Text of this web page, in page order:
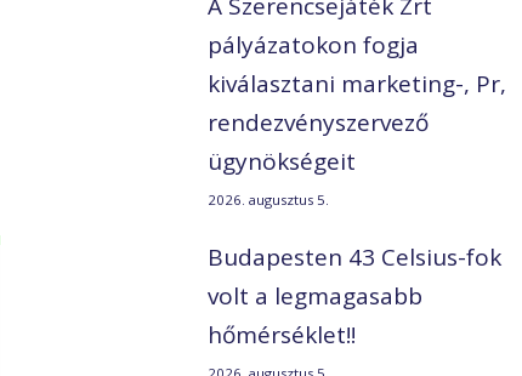
pályázatokon fogja
kiválasztani marketing-, Pr,
rendezvényszervező
ügynökségeit
2026. augusztus 5.
Budapesten 43 Celsius-fok
volt a legmagasabb
hőmérséklet!!